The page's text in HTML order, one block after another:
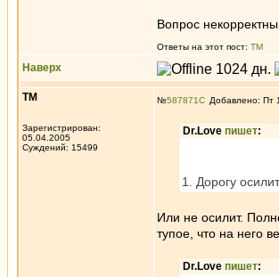
Вопрос
Ответы на этот пост: ТМ
Наверх
ТМ
Зарегистрирован:
05.04.2005
Суждений: 15499
№587871 Добавлено: Пт
Dr.Love пишет:
1. Дорогу
Или не осилит.
тупое, что на него
Dr.Love пишет: